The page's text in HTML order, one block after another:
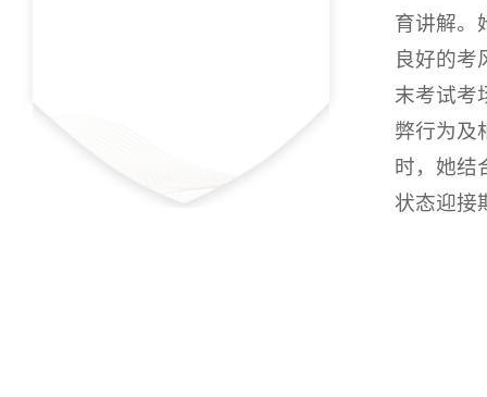
育讲解。
良好的考
末考试考
弊行为及
时，她结
状态迎接